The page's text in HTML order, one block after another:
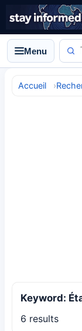
Menu
Accueil
Keyword:
6 results